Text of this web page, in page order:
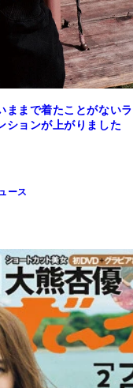
ままで着たことがないラ
ションが上がりました
ース